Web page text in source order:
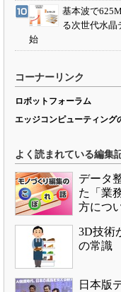
基本波で
る次世代水晶
始
コーナーリンク
ロボットフォーラム
エッジコンピューティング
よく読まれている編集
データ
た「業
方につ
3D技術
の常識
日本版